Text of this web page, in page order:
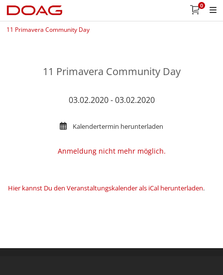
0
11 Primavera Community Day
11 Primavera Community Day
03.02.2020 - 03.02.2020
Kalendertermin herunterladen
Anmeldung nicht mehr möglich.
Hier kannst Du den Veranstaltungskalender als iCal herunterladen.